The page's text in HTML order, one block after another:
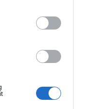
borulhat
volt